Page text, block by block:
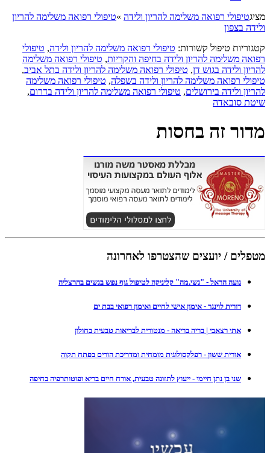
מציגטיפולי רפואה משלימה להריון ולידה »טיפולי רפואה משלימה להריון
ולידה בצפון
קטגוריות טיפול קשורות: טיפולי רפואה משלימה להריון ולידה, טיפולי
רפואה משלימה להריון ולידה בחיפה והקריות, טיפולי רפואה משלימה
להריון ולידה בגוש דן, טיפולי רפואה משלימה להריון ולידה בתל אביב,
טיפולי רפואה משלימה להריון ולידה בשפלה, טיפולי רפואה משלימה
להריון ולידה בירושלים, טיפולי רפואה משלימה להריון ולידה בדרום,
שיטת סובאדה
מדור זה בחסות
מטפלים / יועצים שהצטרפו לאחרונה
נועה הראל - "נשי.מה" קליניקה לטיפול גוף נפש בנשים בהרצליה
דורית לוינגר - אימון אישי לחיים ואימון רפואי בבת ים
אתי רצאבי | בריה בריאה - מנטורית לבריאות טבעית בחולון
אורית ששון - רפלקסולוגית מומחית ומדריכת הורים בפתח תקוה
שני בן נתן חיימי - ייעוץ לתזונה טבעית, אורח חיים בריא ופוטותרפיה בחיפה